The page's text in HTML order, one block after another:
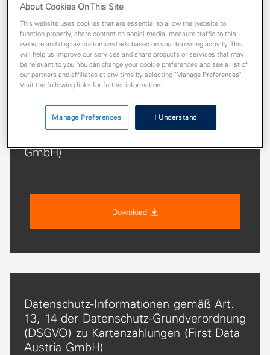
Datenschutz-Informationen gemäß Art.
13, 14 der Datenschutz-Grundverordnung
GmbH)
Download
Datenschutz-Informationen gemäß Art.
13, 14 der Datenschutz-Grundverordnung
(DSGVO) zu Kartenzahlungen (First Data
Austria GmbH)
About Cookies On This Site
This website uses cookies that are essential to allow the website to
function properly, share content on social media, measure traffic to this
website and display customized ads based on your browsing activity. This
will help us improve our services and share products or services that may
be relevant to you. You can change your cookie preferences and see a list of
our partners and affiliates at any time by selecting "Manage Preferences".
Visit the following links for further information:
Manage Preferences I Understand